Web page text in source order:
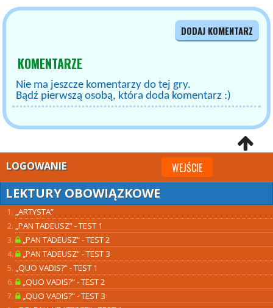
DODAJ KOMENTARZ
KOMENTARZE
Nie ma jeszcze komentarzy do tej gry.
Bądź pierwszą osobą, która doda komentarz :)
LOGOWANIE WEJŚCIE
LEKTURY OBOWIĄZKOWE
„ARTYSTA”
„PAN TADEUSZ” - TEST 1
„PAN TADEUSZ” - TEST 2
„PAN TADEUSZ” - TEST 3
„QUO VADIS?” - TEST 1
„QUO VADIS?” - TEST 2
„QUO VADIS?” - TEST 3